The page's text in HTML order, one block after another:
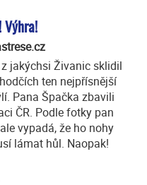
Výhra!
jakýchsi Živanic sklidil
ten nejpřísnější
Pana Špačka zbavili
ČR. Podle fotky pan
vypadá, že ho nohy
lámat hůl. Naopak!